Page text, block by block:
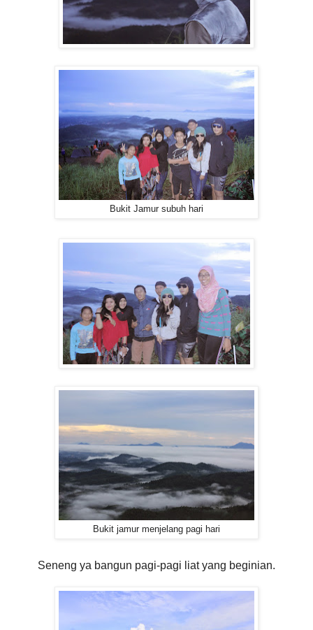
Bukit Jamur subuh hari
Bukit jamur menjelang pagi hari
Seneng ya bangun pagi-pagi liat yang beginian.